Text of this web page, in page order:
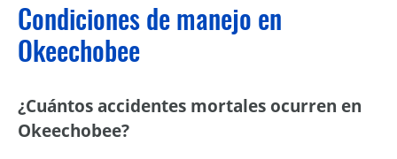
Condiciones de manejo en
Okeechobee
¿Cuántos accidentes mortales ocurren en
Okeechobee?